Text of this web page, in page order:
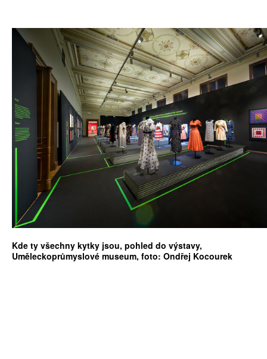
Kde ty všechny kytky jsou, pohled do výstavy,
Uměleckoprůmyslové museum, foto: Ondřej Kocourek